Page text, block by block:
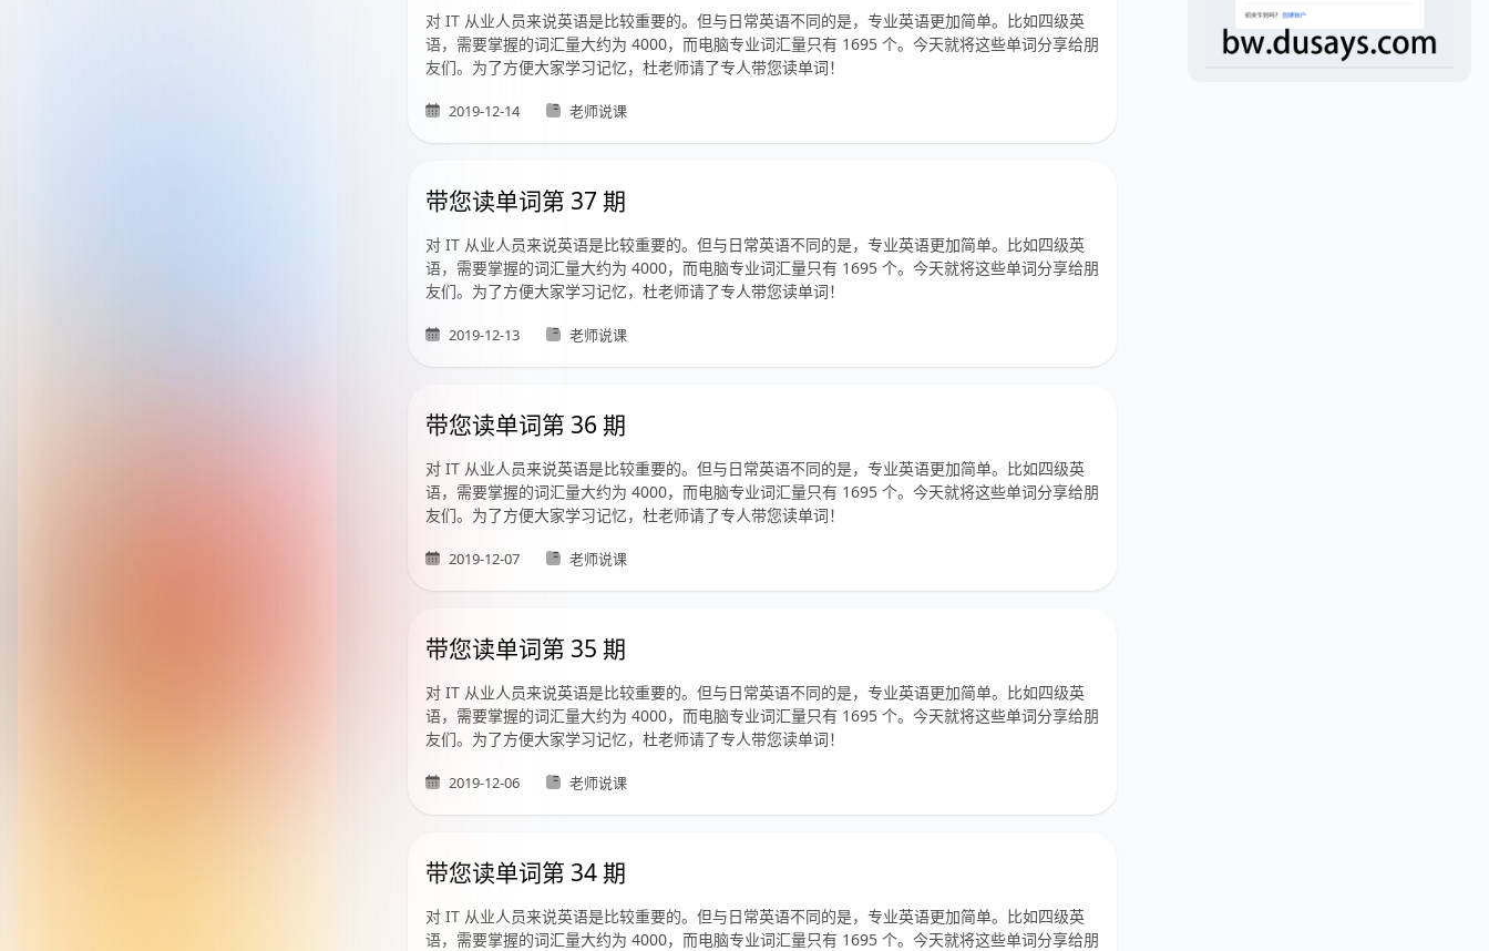
对 IT 从业人员来说英语是比较重要的。但与日常英语不同的是，专业英语更加简单。比如四级英
语，需要掌握的词汇量大约为 4000，而电脑专业词汇量只有 1695 个。今天就将这些单词分享给朋
友们。为了方便大家学习记忆，杜老师请了专人带您读单词！
2019-12-14 老师说课
带您读单词第 37 期
对 IT 从业人员来说英语是比较重要的。但与日常英语不同的是，专业英语更加简单。比如四级英
语，需要掌握的词汇量大约为 4000，而电脑专业词汇量只有 1695 个。今天就将这些单词分享给朋
友们。为了方便大家学习记忆，杜老师请了专人带您读单词！
2019-12-13 老师说课
带您读单词第 36 期
对 IT 从业人员来说英语是比较重要的。但与日常英语不同的是，专业英语更加简单。比如四级英
语，需要掌握的词汇量大约为 4000，而电脑专业词汇量只有 1695 个。今天就将这些单词分享给朋
友们。为了方便大家学习记忆，杜老师请了专人带您读单词！
2019-12-07 老师说课
带您读单词第 35 期
对 IT 从业人员来说英语是比较重要的。但与日常英语不同的是，专业英语更加简单。比如四级英
语，需要掌握的词汇量大约为 4000，而电脑专业词汇量只有 1695 个。今天就将这些单词分享给朋
友们。为了方便大家学习记忆，杜老师请了专人带您读单词！
2019-12-06 老师说课
带您读单词第 34 期
对 IT 从业人员来说英语是比较重要的。但与日常英语不同的是，专业英语更加简单。比如四级英
语，需要掌握的词汇量大约为 4000，而电脑专业词汇量只有 1695 个。今天就将这些单词分享给朋